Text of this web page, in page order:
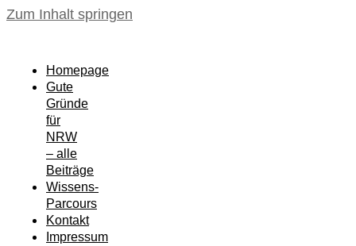
Zum Inhalt springen
Homepage
Gute
Gründe
für
NRW
– alle
Beiträge
Wissens-
Parcours
Kontakt
Impressum